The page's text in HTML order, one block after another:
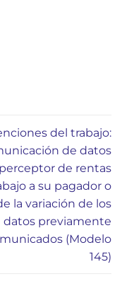
del trabajo:
de datos
de rentas
a su pagador o
la variación de los
datos previamente
(Modelo
145)